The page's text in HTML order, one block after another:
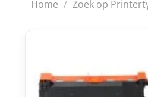
Home / Zoek op